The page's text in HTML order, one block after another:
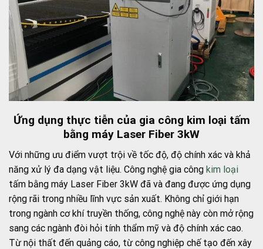
Ứng dụng thực tiễn của gia công kim loại tấm
bằng máy Laser Fiber 3kW
Với những ưu điểm vượt trội về tốc độ, độ chính xác và khả
năng xử lý đa dạng vật liệu. Công nghệ gia công kim loại
tấm bằng máy Laser Fiber 3kW đã và đang được ứng dụng
rộng rãi trong nhiều lĩnh vực sản xuất. Không chỉ giới hạn
trong ngành cơ khí truyền thống, công nghệ này còn mở rộng
sang các ngành đòi hỏi tính thẩm mỹ và độ chính xác cao.
Từ nội thất đến quảng cáo, từ công nghiệp chế tạo đến xây